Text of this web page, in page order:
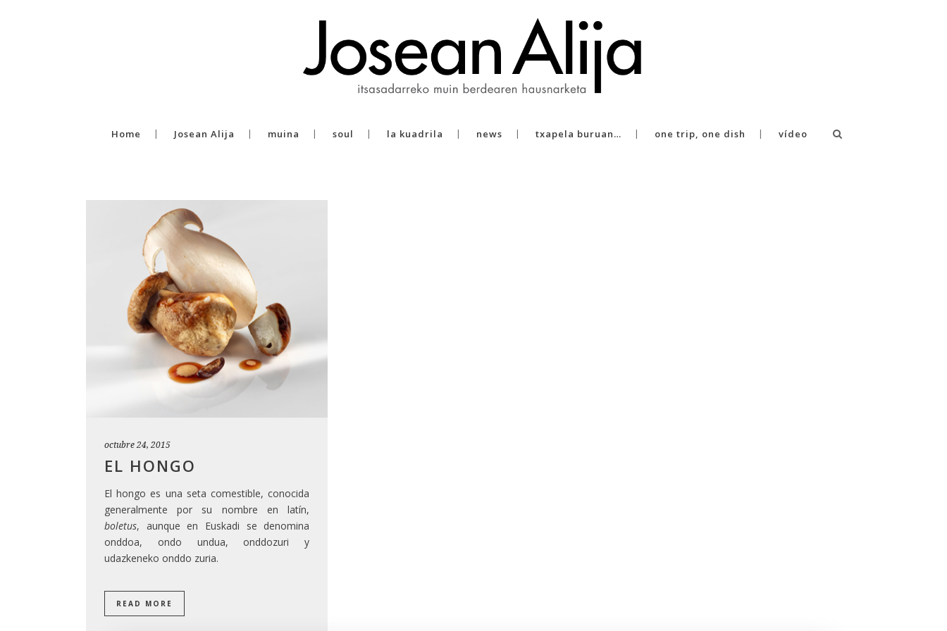
Home Josean Alija muina soul la kuadrila news txapela buruan… one trip, one dish vídeo
octubre 24, 2015
EL HONGO
El hongo es una seta comestible, conocida
generalmente por su nombre en latín,
boletus, aunque en Euskadi se denomina
onddoa, ondo undua, onddozuri y
udazkeneko onddo zuria.
READ MORE